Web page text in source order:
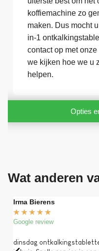
koffiemachine zo
maken. Dus mocht
in-1
contact op met
we kijken hoe we u
helpen.
Opties
Wat anderen
Irma Bierens
★ ★ ★ ★ ★
Google review
dinsdag